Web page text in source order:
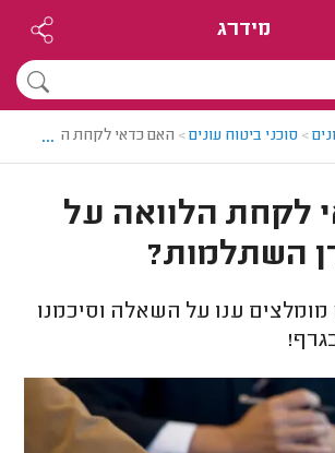
מידרג
> סוכני ביטוח עונים> האם כדאי לקחת הלוואה
...
לקחת הלוואה על
השתלמות?
מומלצים ענו על השאלה וסיכמנו